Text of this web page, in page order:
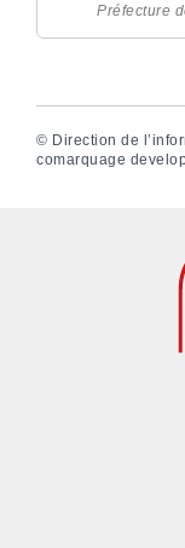
Préfecture
© Direction de
comarquage